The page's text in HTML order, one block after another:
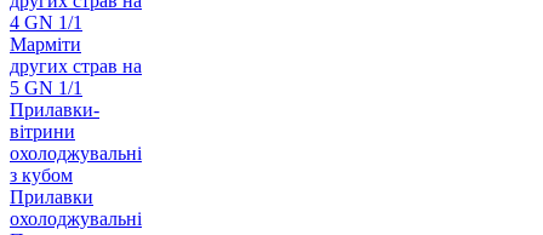
4 GN 1/1
Марміти
других страв на
5 GN 1/1
Прилавки-
вітрини
охолоджувальні
з кубом
Прилавки
охолоджувальні